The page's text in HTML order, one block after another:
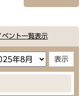
ベント一覧表示